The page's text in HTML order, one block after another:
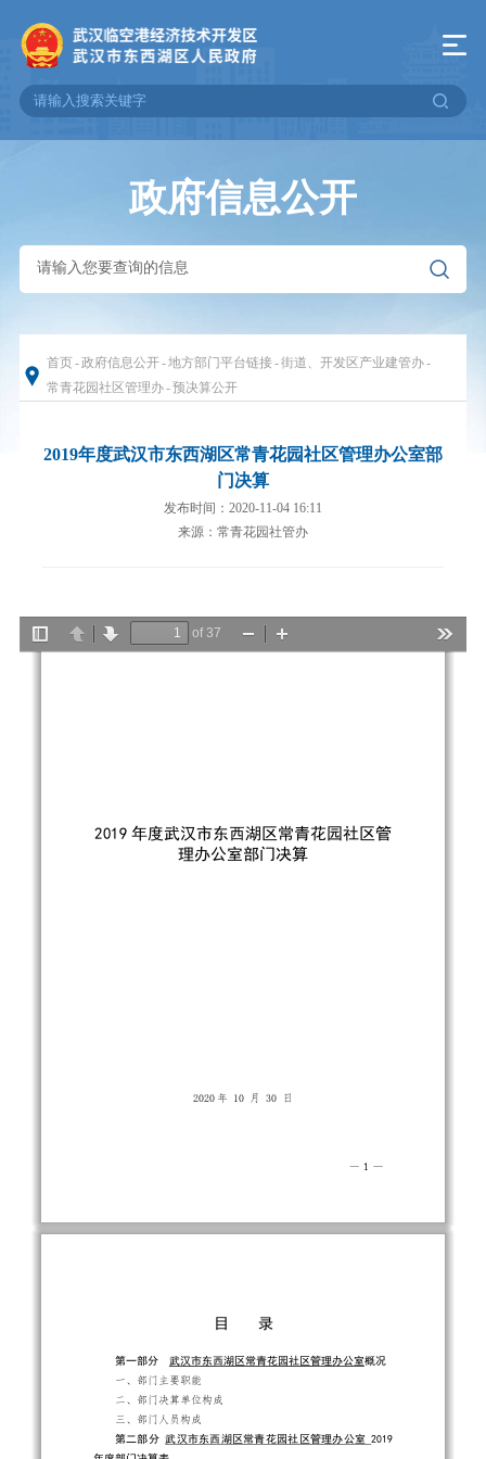
政府信息公开
首页-政府信息公开-地方部门平台链接-街道、开发区产业建管办-
常青花园社区管理办-预决算公开
2019年度武汉市东西湖区常青花园社区管理办公室部
门决算
发布时间：2020-11-04 16:11
来源：常青花园社管办